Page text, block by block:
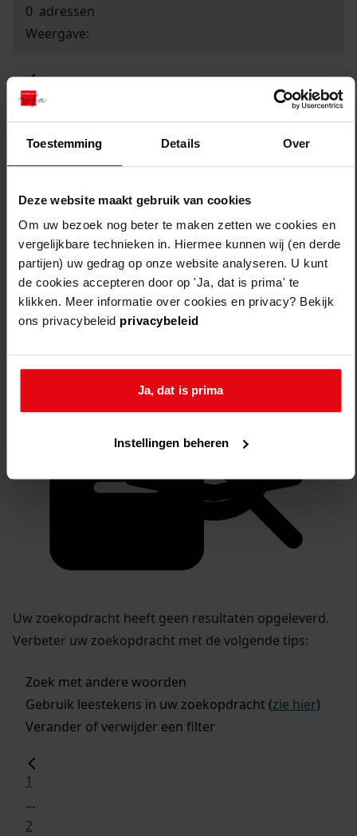
Toestemming Details Over
Deze website maakt gebruik van cookies
Om uw bezoek nog beter te maken zetten we cookies en
vergelijkbare technieken in. Hiermee kunnen wij (en derde
partijen) uw gedrag op onze website analyseren. U kunt
de cookies accepteren door op 'Ja, dat is prima' te
klikken. Meer informatie over cookies en privacy? Bekijk
ons privacybeleid privacybeleid
Ja, dat is prima
Instellingen beheren
0 adressen
Weergave:
1
...
2
3
5
6
...
0
Uw zoekopdracht heeft geen resultaten opgeleverd.
Verbeter uw zoekopdracht met de volgende tips:
Zoek met andere woorden
Gebruik leestekens in uw zoekopdracht (zie hier)
Verander of verwijder een filter
1
...
2